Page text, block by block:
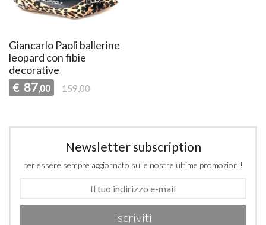
Giancarlo Paoli ballerine
leopard con fibie
decorative
€ 87,00 159,00
Newsletter subscription
per essere sempre aggiornato sulle nostre ultime promozioni!
Iscriviti